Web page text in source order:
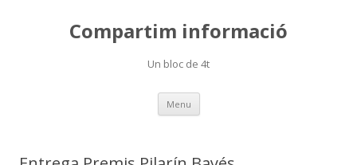
Compartim informació
Un bloc de 4t
Menu Skip
content